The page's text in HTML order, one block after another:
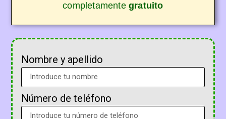
completamentegratuito
Nombre y apellido
Número de teléfono